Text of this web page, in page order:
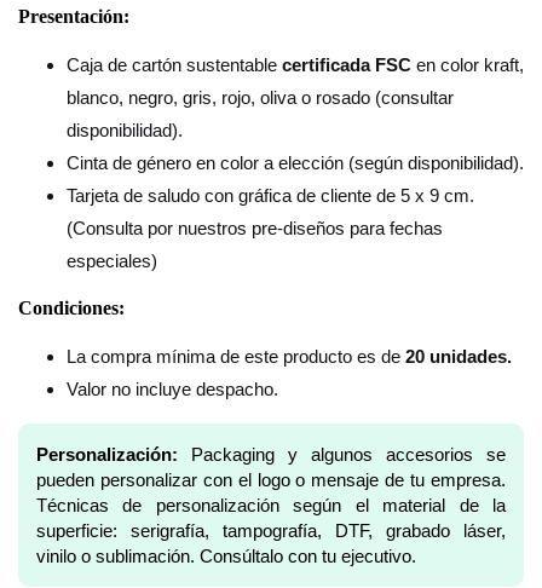
Presentación:
Caja de cartón sustentable certificada FSC en color kraft,
blanco, negro, gris, rojo, oliva o rosado (consultar
disponibilidad).
Cinta de género en color a elección (según disponibilidad).
Tarjeta de saludo con gráfica de cliente de 5 x 9 cm.
(Consulta por nuestros pre-diseños para fechas
especiales)
Condiciones:
La compra mínima de este producto es de 20 unidades.
Valor no incluye despacho.
Personalización: Packaging y algunos accesorios se
pueden personalizar con el logo o mensaje de tu empresa.
Técnicas de personalización según el material de la
superficie: serigrafía, tampografía, DTF, grabado láser,
vinilo o sublimación. Consúltalo con tu ejecutivo.